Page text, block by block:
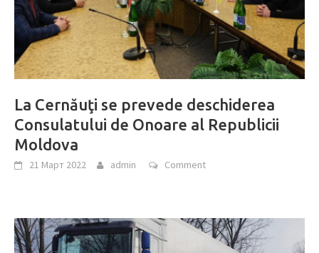
La Cernăuţi se prevede deschiderea
Consulatului de Onoare al Republicii
Moldova
21 Март 2022 admin Comment